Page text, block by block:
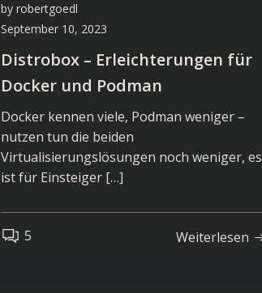
by robertgoedl
September 10, 2023
Distrobox – Erleichterungen für
Docker und Podman
Docker kennen viele, Podman weniger –
nutzen tun die beiden
Virtualisierungslösungen noch weniger, es
ist für Einsteiger […]
5 Weiterlesen